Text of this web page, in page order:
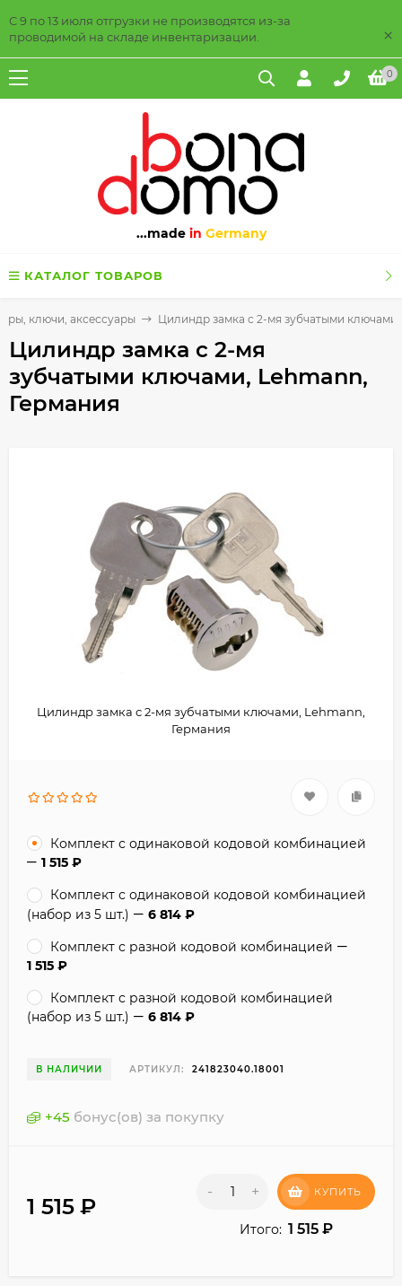
С 9 по 13 июля отгрузки не производятся из-за
проводимой на складе инвентаризации.
×
0
...made in Germany
КАТАЛОГ ТОВАРОВ
ключи, аксессуары Цилиндр замка с 2-мя зубчатыми
Цилиндр замка с 2-мя
зубчатыми ключами, Lehmann,
Германия
Цилиндр замка с 2-мя зубчатыми ключами, Lehmann,
Германия
Комплект с одинаковой кодовой комбинацией
1 515 ₽
Комплект с одинаковой кодовой комбинацией
(набор из 5 шт.)
6 814 ₽
Комплект с разной кодовой комбинацией
1 515 ₽
Комплект с разной кодовой комбинацией
(набор из 5 шт.)
6 814 ₽
В НАЛИЧИИ АРТИКУЛ: 241823040.18001
+45 бонус(ов) за покупку
1 515 ₽
- + КУПИТЬ
Итого: 1 515 ₽